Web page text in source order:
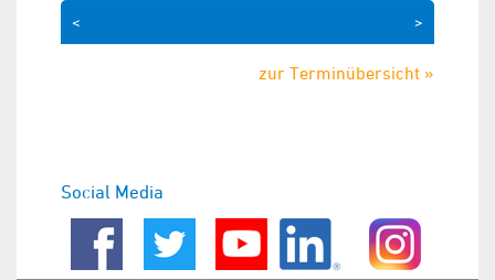
>
<
zur Terminübersicht »
Social Media